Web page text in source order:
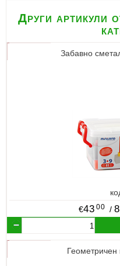
Други артикули
Забавно
€43 00 /
Геометричен